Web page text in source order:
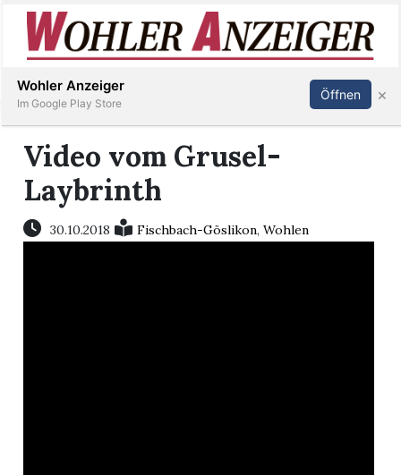
Immobilien
Veranstaltungen
Inserieren Abonnieren Anmelden
Video vom Grusel-
Laybrinth
30.10.2018 Fischbach-Göslikon,Wohlen
Wohler Anzeiger
Im Google Play Store
Öffnen ×